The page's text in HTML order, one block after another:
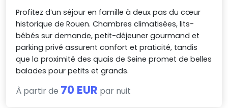
Profitez d’un séjour en famille à deux pas du cœur
historique de Rouen. Chambres climatisées, lits-
bébés sur demande, petit-déjeuner gourmand et
parking privé assurent confort et praticité, tandis
que la proximité des quais de Seine promet de belles
balades pour petits et grands.
À partir de 70 EUR par nuit